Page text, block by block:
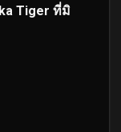
Tiger ที่มิ